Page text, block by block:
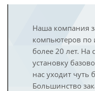
Наша компания
компьютеров по
более 20 лет. На
установку
нас уходит чуть
Большинство